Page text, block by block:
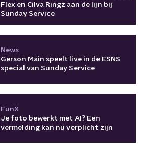
Flex en Cilva Ringz aan de lijn bij
Sunday Service
News
Gerson Main speelt live in de ESNS
special van Sunday Service
FunX
Je foto bewerkt met AI? Een
vermelding kan nu verplicht zijn